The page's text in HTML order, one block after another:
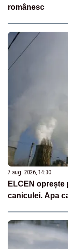
românesc
7 aug. 2026, 14:30
ELCEN oprește
caniculei. Apa